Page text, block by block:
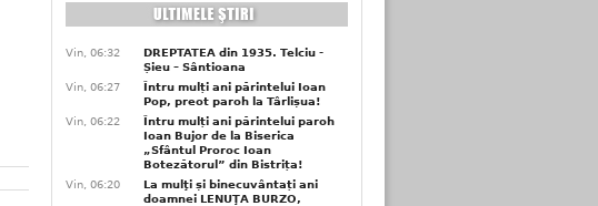
Vin, 06:32
DREPTATEA din 1935. Telciu -
Șieu – Sântioana
Vin, 06:27
Întru mulți ani părintelui Ioan
Pop, preot paroh la Târlișua!
Vin, 06:22
Întru mulți ani părintelui paroh
Ioan Bujor de la Biserica
„Sfântul Proroc Ioan
Botezătorul” din Bistrița!
Vin, 06:20
La mulţi și binecuvântați ani
doamnei LENUŢA BURZO,